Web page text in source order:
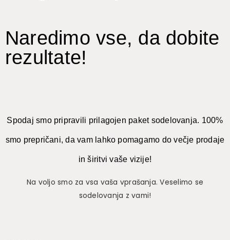
Naredimo vse, da dobite
rezultate!
Spodaj smo pripravili prilagojen paket sodelovanja. 100%
smo prepričani, da vam lahko pomagamo do večje prodaje
in širitvi vaše vizije!
Na voljo smo za vsa vaša vprašanja. Veselimo se
sodelovanja z vami!